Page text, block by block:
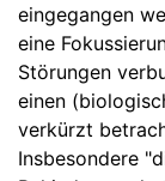
eingegangen
eine
Störungen
einen
verkürzt
Insbesondere